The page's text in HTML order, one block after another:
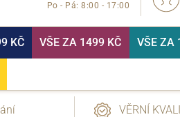
Po - Pá: 8:00 - 17:00
KČ VŠE ZA 1499 KČ VŠE ZA
VĚRNÍ